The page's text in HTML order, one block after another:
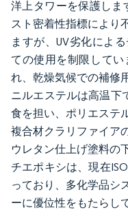
洋上タワーを保護しま
スト密着性指標により
ますが、UV劣化によ
ての使用を制限して
れ、乾燥気候での補修
ニルエステルは高温下
食を担い、ポリエステ
複合材クラリファイア
ウレタン仕上げ塗料の
チエポキシは、現在
っており、多化学品シ
ーに優位性をもたらし